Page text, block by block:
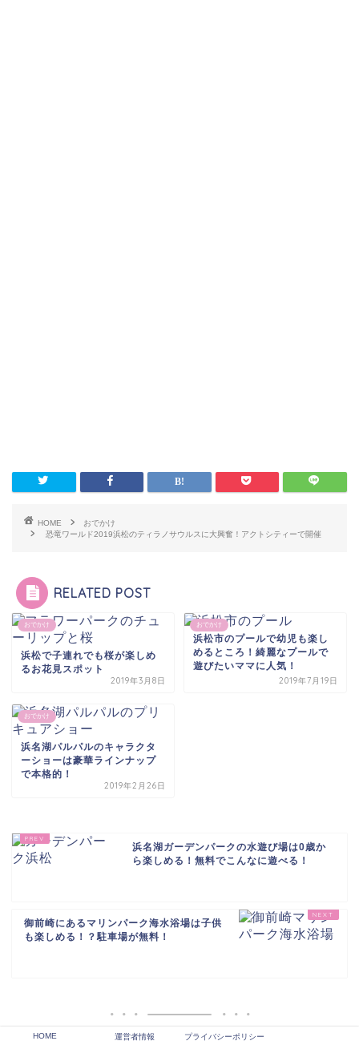
HOME
おでかけ
恐竜ワールド2019浜松のティラノサウルスに大興奮！アクトシティーで開催
RELATED POST
おでかけ
浜松で子連れでも桜が楽しめ
るお花見スポット
2019年3月8日
おでかけ
浜松市のプールで幼児も楽し
めるところ！綺麗なプールで
遊びたいママに人気！
2019年7月19日
おでかけ
浜名湖パルパルのキャラクタ
ーショーは豪華ラインナップ
で本格的！
2019年2月26日
浜名湖ガーデンパークの水遊び場は0歳か
ら楽しめる！無料でこんなに遊べる！
御前崎にあるマリンパーク海水浴場は子供
も楽しめる！？駐車場が無料！
HOME 運営者情報 プライバシーポリシー